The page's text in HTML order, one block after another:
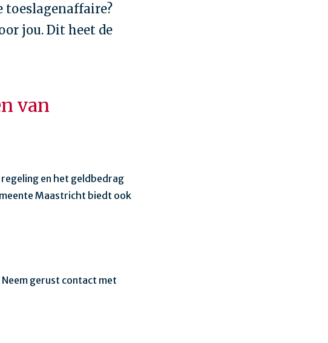
toeslagenaffaire?
jou. Dit heet de
van
en het geldbedrag
Maastricht biedt ook
gerust contact met